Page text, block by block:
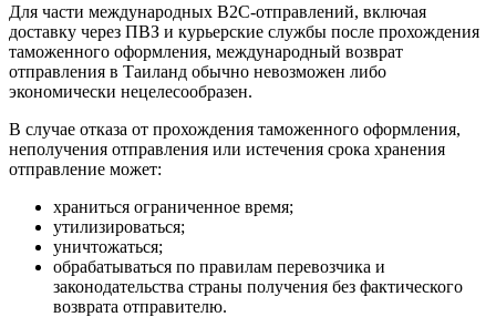
Для части международных B2C-отправлений, включая
доставку через ПВЗ и курьерские службы после прохождения
таможенного оформления, международный возврат
отправления в Таиланд обычно невозможен либо
экономически нецелесообразен.
В случае отказа от прохождения таможенного оформления,
неполучения отправления или истечения срока хранения
отправление может:
храниться ограниченное время;
утилизироваться;
уничтожаться;
обрабатываться по правилам перевозчика и
законодательства страны получения без фактического
возврата отправителю.